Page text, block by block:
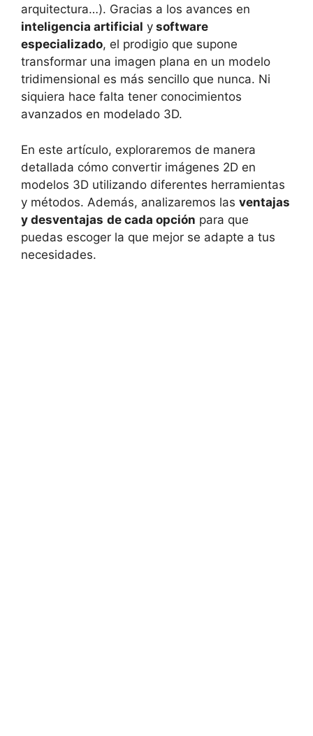
arquitectura…). Gracias a los avances en
inteligencia artificial y software
especializado, el prodigio que supone
transformar una imagen plana en un modelo
tridimensional es más sencillo que nunca. Ni
siquiera hace falta tener conocimientos
avanzados en modelado 3D.
En este artículo, exploraremos de manera
detallada cómo convertir imágenes 2D en
modelos 3D utilizando diferentes herramientas
y métodos. Además, analizaremos las ventajas
y desventajas de cada opción para que
puedas escoger la que mejor se adapte a tus
necesidades.